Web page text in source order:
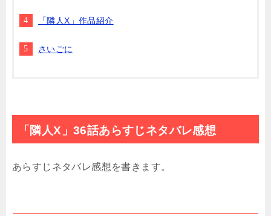
「隣人X」作品紹介
さいごに
「隣人X」36話あらすじネタバレ感想
あらすじネタバレ感想を書きます。